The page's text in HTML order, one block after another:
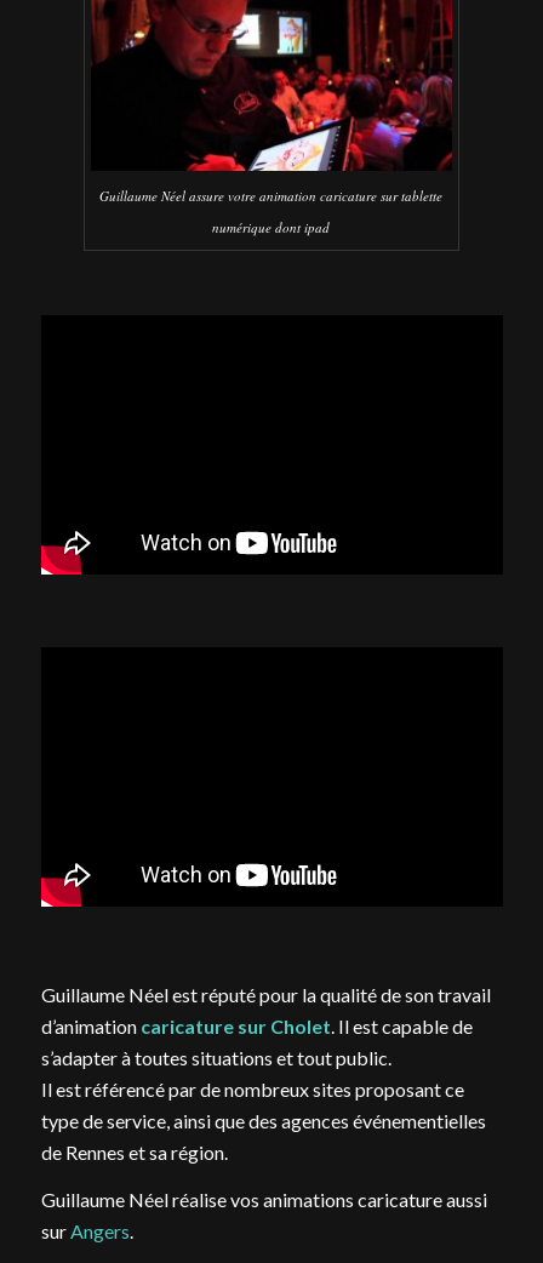
Guillaume Néel assure votre animation caricature sur tablette
numérique dont ipad
Guillaume Néel est réputé pour la qualité de son travail
d’animation caricature sur Cholet . Il est capable de
s’adapter à toutes situations et tout public.
Il est référencé par de nombreux sites proposant ce
type de service, ainsi que des agences événementielles
de Rennes et sa région.
Guillaume Néel réalise vos animations caricature aussi
surAngers.